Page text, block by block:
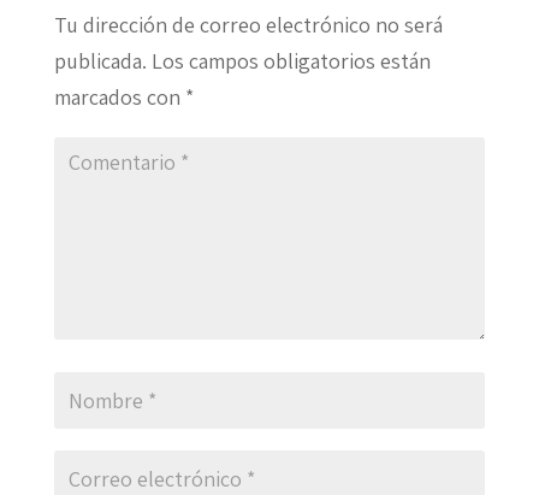
Tu dirección de correo electrónico no será
publicada. Los campos obligatorios están
marcados con *